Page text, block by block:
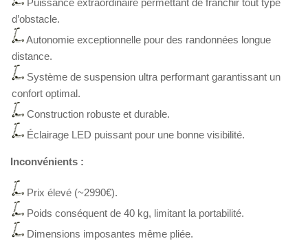
Puissance extraordinaire permettant de franchir tout type
d’obstacle.
Autonomie exceptionnelle pour des randonnées longue
distance.
Système de suspension ultra performant garantissant un
confort optimal.
Construction robuste et durable.
Éclairage LED puissant pour une bonne visibilité.
Inconvénients :
Prix élevé (~2990€).
Poids conséquent de 40 kg, limitant la portabilité.
Dimensions imposantes même pliée.